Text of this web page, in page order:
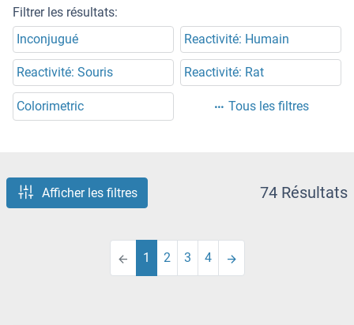
Filtrer les résultats:
Inconjugué
Reactivité: Humain
Reactivité: Souris Reactivité: Rat
Colorimetric Tous les filtres
Afficher les filtres 74 Résultats
1 2 3 4